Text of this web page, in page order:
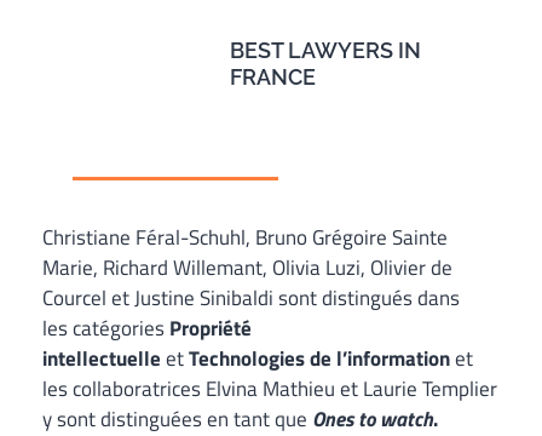
BEST LAWYERS IN
FRANCE
Christiane Féral-Schuhl, Bruno Grégoire Sainte
Marie, Richard Willemant, Olivia Luzi, Olivier de
Courcel et Justine Sinibaldi sont distingués dans
les catégoriesPropriété
intellectuelleetTechnologies de l’informationet
les collaboratrices Elvina Mathieu et Laurie Templier
y sont distinguées en tant que Ones to watch.